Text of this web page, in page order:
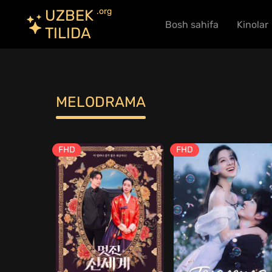
UZBEK
TILIDA
.org
Bosh sahifa Kinolar
MELODRAMA
FHD FHD